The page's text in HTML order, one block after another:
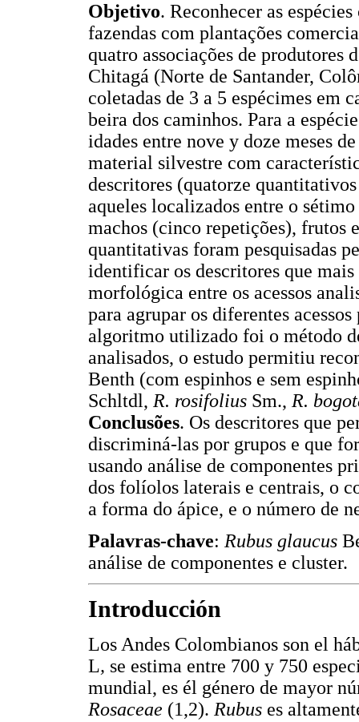
Objetivo. Reconhecer as
fazendas com plantações
quatro associações de produtores
Chitagá (Norte de Santander,
coletadas de 3 a 5 espécimes em
beira dos caminhos. Para a
idades entre nove y doze meses
material silvestre com
descritores (quatorze
aqueles localizados entre o
machos (cinco repetições), frutos
quantitativas foram pesquisadas
identificar os descritores que
morfológica entre os acessos
para agrupar os diferentes
algoritmo utilizado foi o método
analisados, o estudo permitiu
Benth (com espinhos e sem
Schltdl, R. rosifolius Sm., R.
Conclusões. Os descritores que
discriminá-las por grupos e que
usando análise de componentes
dos folíolos laterais e centrais, o
a forma do ápice, e o número de
Palavras-chave: Rubus glaucus
análise de componentes e cluster.
Introducción
Los Andes Colombianos son el
L, se estima entre 700 y 750
mundial, es él género de mayor
Rosaceae (1,2). Rubus es